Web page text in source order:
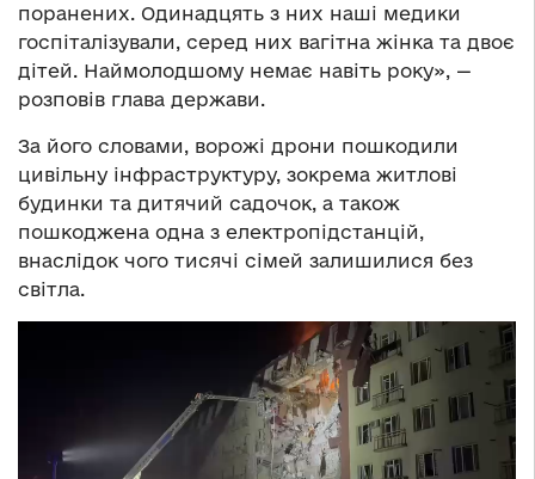
поранених. Одинадцять з них наші медики
госпіталізували, серед них вагітна жінка та двоє
дітей. Наймолодшому немає навіть року», —
розповів глава держави.
За його словами, ворожі дрони пошкодили
цивільну інфраструктуру, зокрема житлові
будинки та дитячий садочок, а також
пошкоджена одна з електропідстанцій,
внаслідок чого тисячі сімей залишилися без
світла.